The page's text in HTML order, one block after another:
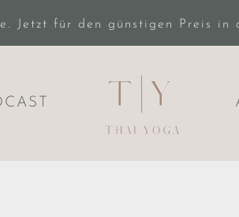
Jetzt für den günstigen Preis in